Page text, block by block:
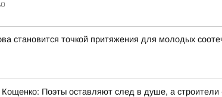
становится точкой притяжения для молодых
Поэты оставляют след в душе, а строители